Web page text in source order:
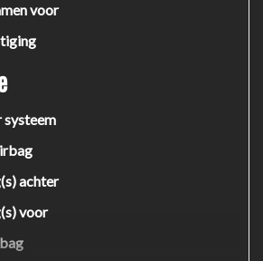
voor
achter
voor